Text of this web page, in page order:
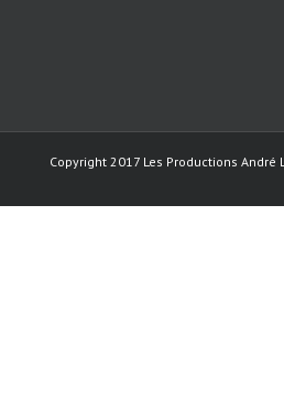
Copyright 2017 Les Productions